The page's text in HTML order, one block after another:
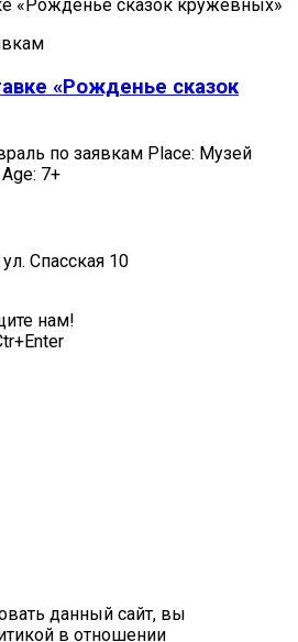
«Рожденье сказок кружевных»
«Рожденье сказок
по заявкам Place: Музей
7+
Спасская 10
нам!
данный сайт, вы
в отношении